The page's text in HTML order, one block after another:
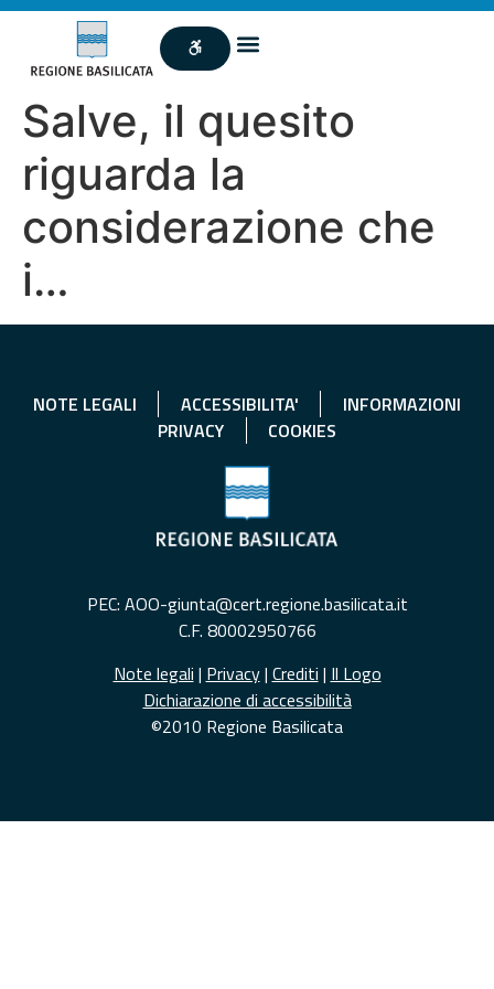
Salve, il quesito
riguarda la
considerazione che
i…
NOTE LEGALI ACCESSIBILITA'
INFORMAZIONI
PRIVACY
COOKIES
PEC: AOO-giunta@cert.regione.basilicata.it
C.F. 80002950766
Note legali | Privacy| Crediti | Il Logo
Dichiarazione di accessibilità
©2010 Regione Basilicata